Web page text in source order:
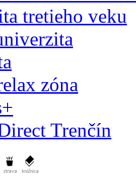
tretieho veku
zóna
Trenčín